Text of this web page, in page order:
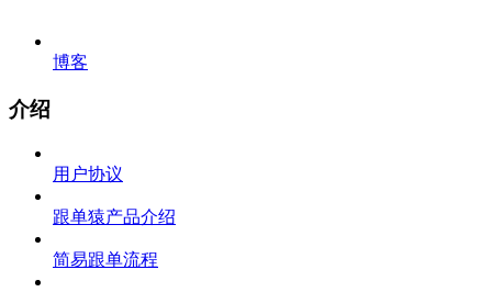
博客
介绍
用户协议
跟单猿产品介绍
简易跟单流程